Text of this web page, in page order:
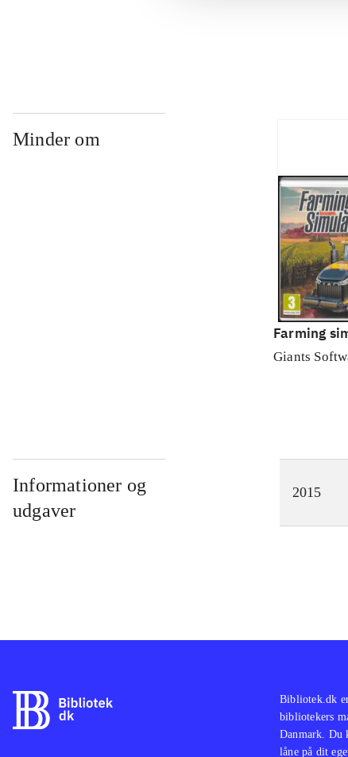
Minder om
Farming
Giants
Informationer og
udgaver
2015
Bibliotek.dk
bibliotekers
Danmark. Du
låne på dit